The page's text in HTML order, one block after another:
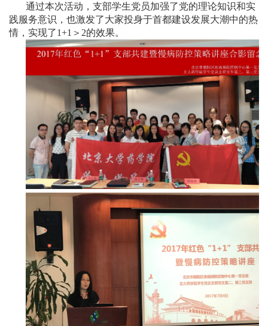
通过本次活动，支部学生党员加强了党的理论知识和实
践服务意识，也激发了大家投身于首都建设发展大潮中的热
情，实现了1+1 ＞ 2的效果。